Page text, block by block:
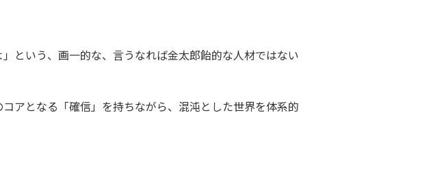
という、画一的な、言うなれば金太郎飴的な人材ではない
アとなる「確信」を持ちながら、混沌とした世界を体系的